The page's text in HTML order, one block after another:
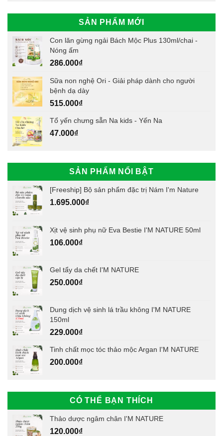
SẢN PHẨM MỚI
Con lăn gừng ngải Bách Mộc Plus 130ml/chai -
Nóng ấm
286.000₫
Sữa non nghệ Ori - Giải pháp dành cho người
bệnh dạ dày
515.000₫
Tổ yến chưng sẵn Na kids - Yến Na
47.000₫
SẢN PHẨM NỔI BẬT
[Freeship] Bộ sản phẩm đặc trị Nám I'm Nature
1.695.000₫
Xịt vệ sinh phụ nữ Eva Bestie I'M NATURE 50ml
106.000₫
Gel tẩy da chết I'M NATURE
250.000₫
Dung dịch vệ sinh lá trầu không I'M NATURE
150ml
229.000₫
Tinh chất mọc tóc thảo mộc Argan I'M NATURE
200.000₫
CÓ THỂ BẠN THÍCH
Thảo dược ngâm chân I'M NATURE
120.000₫